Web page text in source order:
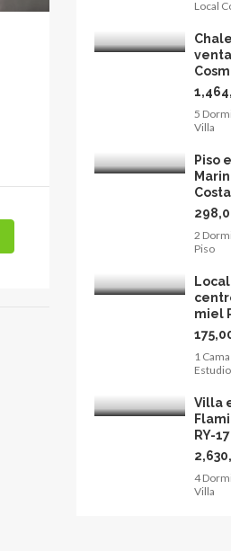
Local
5
Villa
Piso
2
Piso
miel
1
Estudio
Villa
RY-
4
Villa